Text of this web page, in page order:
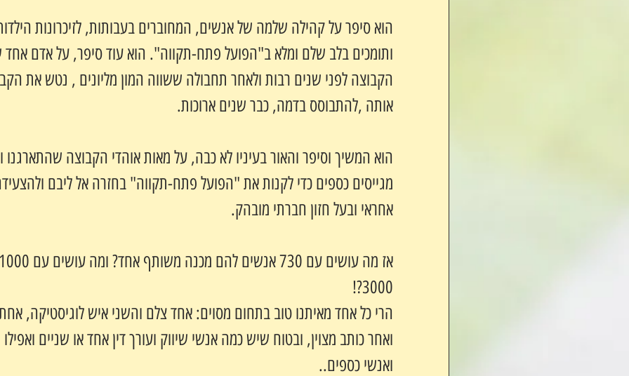
הוא סיפר על קהילה שלמה של אנשים, המחוברים בעבותות, לזיכרונות
ותומכים בלב שלם ומלא ב"הפועל פתח-תקווה". הוא עוד סיפר, על אדם
הקבוצה לפני שנים רבות ולאחר תחבולה ששווה המון מליונים , נטש את
אותה ,להתבוסס בדמה, כבר שנים ארוכות.
הוא המשיך וסיפר והאור בעיניו לא כבה, על מאות אוהדי הקבוצה
מגייסים כספים כדי לקנות את "הפועל פתח-תקווה" בחזרה אל ליבם
אחראי ובעל חזון חברתי מובהק.
3000?!
הרי כל אחד מאיתנו טוב בתחום מסוים: אחד צלם והשני איש לוגיסטיקה,
ואחר כותב מצוין, ובטוח שיש כמה אנשי שיווק ועורך דין אחד או שניים
ואנשי כספים..